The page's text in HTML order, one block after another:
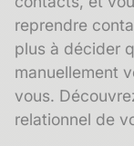
reprendre
plus à décider
manuellement
vous.
relationnel de